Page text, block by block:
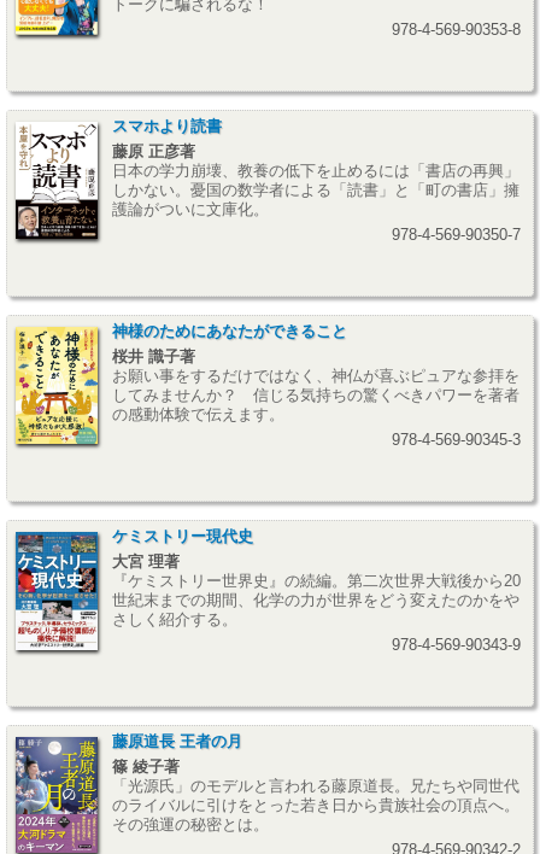
トークに騙されるな！
978-4-569-90353-8
スマホより読書
藤原 正彦著
日本の学力崩壊、教養の低下を止めるには「書店の再興」
しかない。憂国の数学者による「読書」と「町の書店」擁
護論がついに文庫化。
978-4-569-90350-7
神様のためにあなたができること
桜井 識子著
お願い事をするだけではなく、神仏が喜ぶピュアな参拝を
してみませんか？ 信じる気持ちの驚くべきパワーを著者
の感動体験で伝えます。
978-4-569-90345-3
ケミストリー現代史
大宮 理著
『ケミストリー世界史』の続編。第二次世界大戦後から20
世紀末までの期間、化学の力が世界をどう変えたのかをや
さしく紹介する。
978-4-569-90343-9
藤原道長 王者の月
篠 綾子著
「光源氏」のモデルと言われる藤原道長。兄たちや同世代
のライバルに引けをとった若き日から貴族社会の頂点へ。
その強運の秘密とは。
978-4-569-90342-2